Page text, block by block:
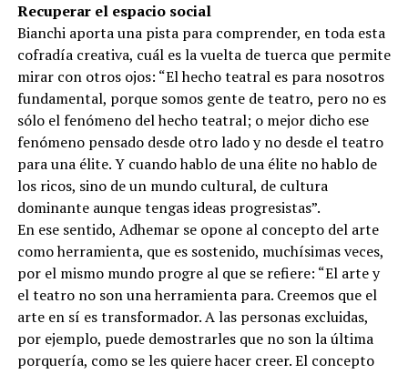
Recuperar el espacio social
Bianchi aporta una pista para comprender, en toda esta
cofradía creativa, cuál es la vuelta de tuerca que permite
mirar con otros ojos: “El hecho teatral es para nosotros
fundamental, porque somos gente de teatro, pero no es
sólo el fenómeno del hecho teatral; o mejor dicho ese
fenómeno pensado desde otro lado y no desde el teatro
para una élite. Y cuando hablo de una élite no hablo de
los ricos, sino de un mundo cultural, de cultura
dominante aunque tengas ideas progresistas”.
En ese sentido, Adhemar se opone al concepto del arte
como herramienta, que es sostenido, muchísimas veces,
por el mismo mundo progre al que se refiere: “El arte y
el teatro no son una herramienta para. Creemos que el
arte en sí es transformador. A las personas excluidas,
por ejemplo, puede demostrarles que no son la última
porquería, como se les quiere hacer creer. El concepto